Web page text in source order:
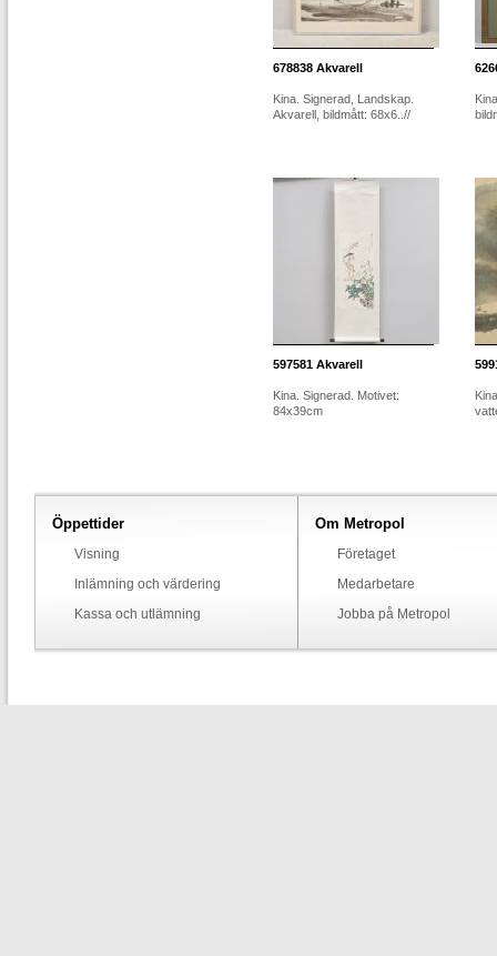
678838 Akvarell
Kina. Signerad, Landskap.
Akvarell, bildmått: 68x6..//
597581 Akvarell
Kina. Signerad. Motivet:
84x39cm
Öppettider
Visning
Inlämning och värdering
Kassa och utlämning
Om Metropol
Företaget
Medarbetare
Jobba på Metropol